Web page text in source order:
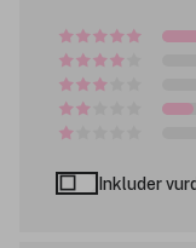
Inkluder